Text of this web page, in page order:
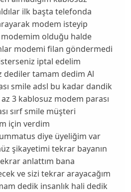
ilk başta telefonda
modem isteyip
olduğu halde
modemi filan göndermedi
iptal edelim
dediler tamam dedim Al
smile adsl bu kadar dandik
3 kablosuz modem parası
sırf smile müşteri
için verdim
diye üyeliğim var
şikayetimi tekrar bayanın
anlattım bana
ve sizi tekrar arayacağım
dedik insanlık hali dedik